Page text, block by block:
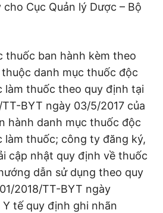
Cục Quản lý Dược – Bộ
thuốc ban hành kèm theo
danh mục thuốc độc
làm thuốc theo quy định tại
BYT ngày 03/5/2017 của
hành danh mục thuốc độc
làm thuốc; công ty đăng ký,
cập nhật quy định về thuốc
dẫn sử dụng theo quy
2018/TT-BYT ngày
Y tế quy định ghi nhãn